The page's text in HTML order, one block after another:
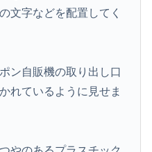
文字などを配置してく
ン自販機の取り出し口
れているように見せま